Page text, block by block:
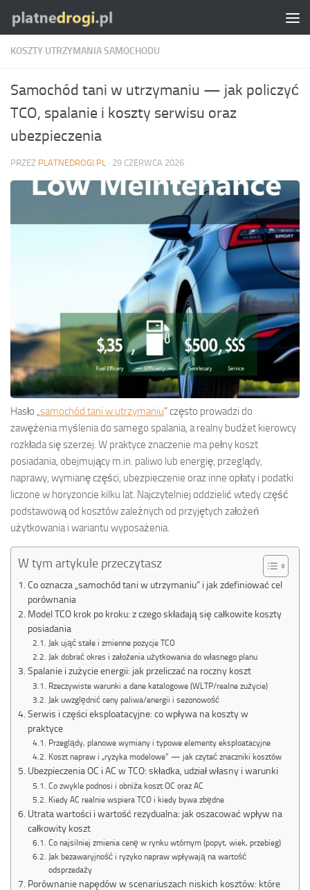
Skip to content
KOSZTY UTRZYMANIA SAMOCHODU
Samochód tani w utrzymaniu — jak policzyć
TCO, spalanie i koszty serwisu oraz
ubezpieczenia
PRZEZ PLATNEDROGI.PL · 29 CZERWCA 2026
Hasło „ samochód tani w utrzymaniu” często prowadzi do
zawężenia myślenia do samego spalania, a realny budżet kierowcy
rozkłada się szerzej. W praktyce znaczenie ma pełny koszt
posiadania, obejmujący m.in. paliwo lub energię, przeglądy,
naprawy, wymianę części, ubezpieczenie oraz inne opłaty i podatki
liczone w horyzoncie kilku lat. Najczytelniej oddzielić wtedy część
podstawową od kosztów zależnych od przyjętych założeń
użytkowania i wariantu wyposażenia.
W tym artykule przeczytasz
Co oznacza „samochód tani w utrzymaniu” i jak zdefiniować cel
porównania
Model TCO krok po kroku: z czego składają się całkowite koszty
posiadania
Jak ująć stałe i zmienne pozycje TCO
Jak dobrać okres i założenia użytkowania do własnego planu
Spalanie i zużycie energii: jak przeliczać na roczny koszt
Rzeczywiste warunki a dane katalogowe (WLTP/realne zużycie)
Jak uwzględnić ceny paliwa/energii i sezonowość
Serwis i części eksploatacyjne: co wpływa na koszty w
praktyce
Przeglądy, planowe wymiany i typowe elementy eksploatacyjne
Koszt napraw i „ryzyka modelowe” — jak czytać znaczniki kosztów
Ubezpieczenia OC i AC w TCO: składka, udział własny i warunki
Co zwykle podnosi i obniża koszt OC oraz AC
Kiedy AC realnie wspiera TCO i kiedy bywa zbędne
Utrata wartości i wartość rezydualna: jak oszacować wpływ na
całkowity koszt
Co najsilniej zmienia cenę w rynku wtórnym (popyt, wiek, przebieg)
Jak bezawaryjność i ryzyko napraw wpływają na wartość
odsprzedaży
Porównanie napędów w scenariuszach niskich kosztów: które